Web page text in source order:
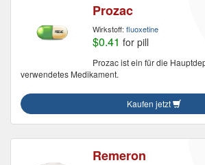
Prozac
Wirkstoff: fluoxetine
$0.41 for pill
Prozac ist ein für die
verwendetes Medikament.
Kaufen jetzt
Remeron